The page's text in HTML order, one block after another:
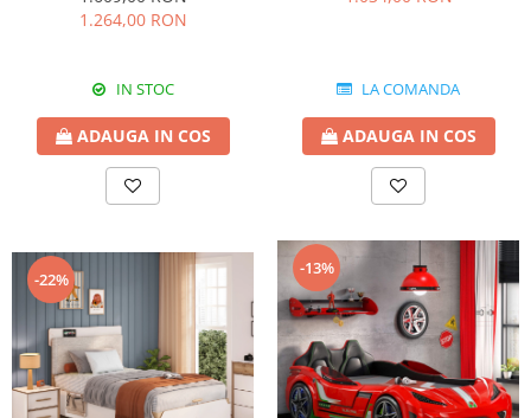
1.264,00 RON
IN STOC
ADAUGA IN COS
LA COMANDA
ADAUGA IN COS
-22%
-13%